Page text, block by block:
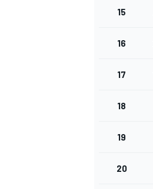
15
16
17
18
19
20